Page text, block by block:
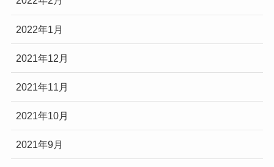
2022年1月
2021年12月
2021年11月
2021年10月
2021年9月